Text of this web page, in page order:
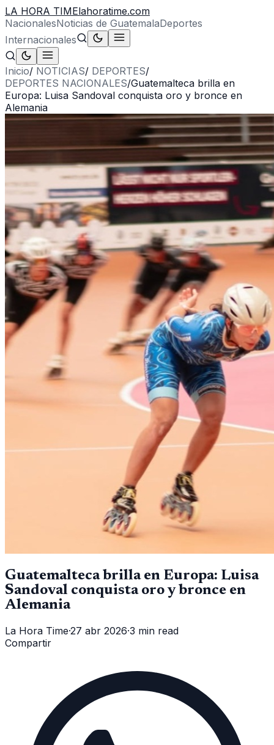
LA HORA TIMElahoratime.com
NacionalesNoticias de GuatemalaDeportes
Internacionales
Inicio/ NOTICIAS/ DEPORTES/
DEPORTES NACIONALES/Guatemalteca brilla en
Europa: Luisa Sandoval conquista oro y bronce en
Alemania
Guatemalteca brilla en Europa: Luisa
Sandoval conquista oro y bronce en
Alemania
La Hora Time·27 abr 2026·3 min read
Compartir